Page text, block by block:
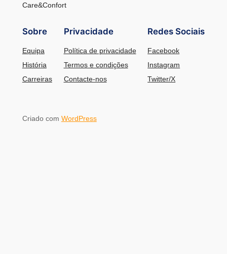
Care&Confort
Sobre
Equipa
História
Carreiras
Privacidade
Política de privacidade
Termos e condições
Contacte-nos
Redes Sociais
Facebook
Instagram
Twitter/X
Criado com WordPress